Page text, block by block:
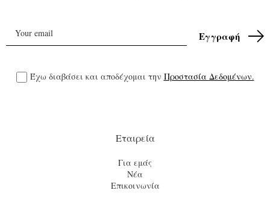
Έχω διαβάσει και αποδέχομαι την Προστασία Δεδομένων.
Εταιρεία
Για εμάς
Νέα
Επικοινωνία